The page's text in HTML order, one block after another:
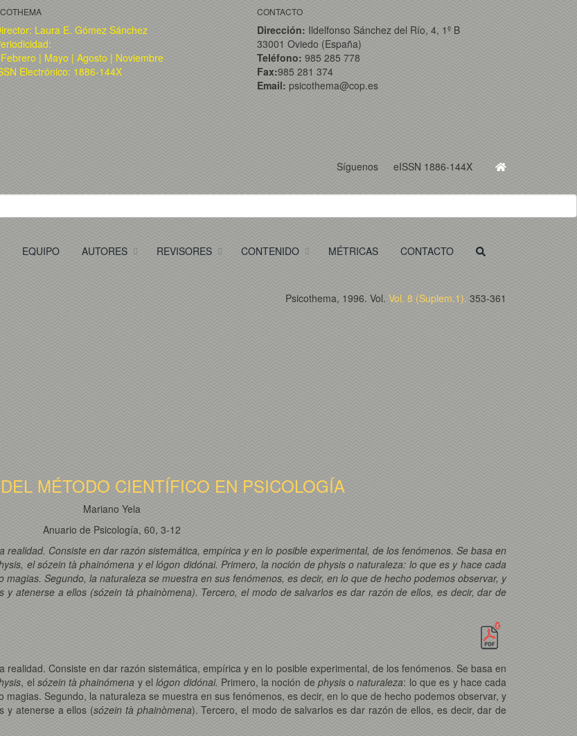
Laura E. Gómez Sánchez
| Mayo | Agosto | Noviembre
Electrónico: 1886-144X
CONTACTO
Dirección: Ildelfonso Sánchez del Río, 4, 1º B
33001 Oviedo (España)
Teléfono: 985 285 778
Fax:985 281 374
Email: psicothema@cop.es
Síguenos eISSN 1886-144X
EQUIPO AUTORES REVISORES CONTENIDO MÉTRICAS CONTACTO
Psicothema, 1996. Vol. Vol. 8 (Suplem.1). 353-361
MÉTODO CIENTÍFICO EN PSICOLOGÍA
Mariano Yela
Anuario de Psicología, 60, 3-12
Consiste en dar razón sistemática, empírica y en lo posible experimental, de los fenómenos. Se basa en
el sózein tà phainómena y el lógon didónai. Primero, la noción de physis o naturaleza: lo que es y hace cada
Segundo, la naturaleza se muestra en sus fenómenos, es decir, en lo que de hecho podemos observar, y
atenerse a ellos (sózein tà phainòmena). Tercero, el modo de salvarlos es dar razón de ellos, es decir, dar de
Consiste en dar razón sistemática, empírica y en lo posible experimental, de los fenómenos. Se basa en
, el sózein tà phainómena y ellógon didónai. Primero, la noción de physisonaturaleza: lo que es y hace cada
Segundo, la naturaleza se muestra en sus fenómenos, es decir, en lo que de hecho podemos observar, y
y atenerse a ellos (sózein tà phainòmena). Tercero, el modo de salvarlos es dar razón de ellos, es decir, dar de